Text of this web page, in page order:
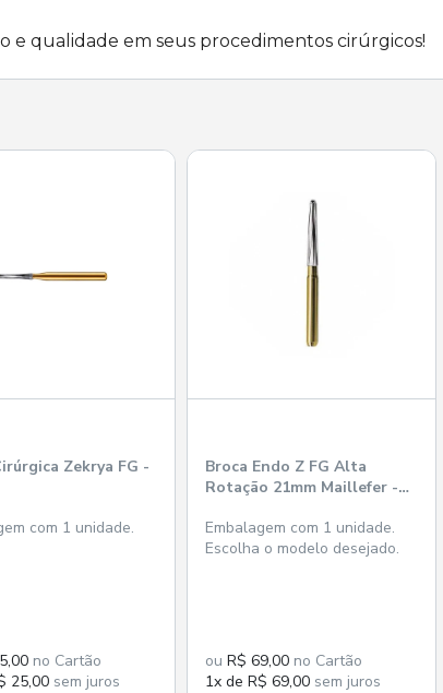
e qualidade em seus procedimentos cirúrgicos!
Zekrya FG -
com 1 unidade.
no Cartão
25,00 sem juros
Broca Endo Z FG Alta
Rotação 21mm Maillefer -
Embalagem com 1 unidade.
Escolha o modelo desejado.
ou R$ 69,00 no Cartão
1x de R$ 69,00 sem juros